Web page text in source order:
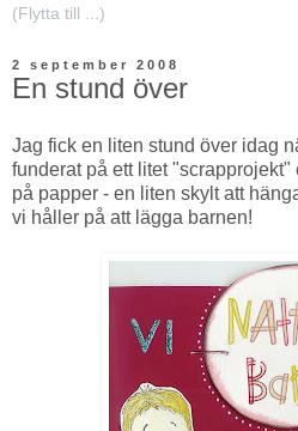
2 september 2008
En stund över
Jag fick en liten stund över idag
funderat på ett litet "scrapprojekt"
på papper - en liten skylt att
vi håller på att lägga barnen!